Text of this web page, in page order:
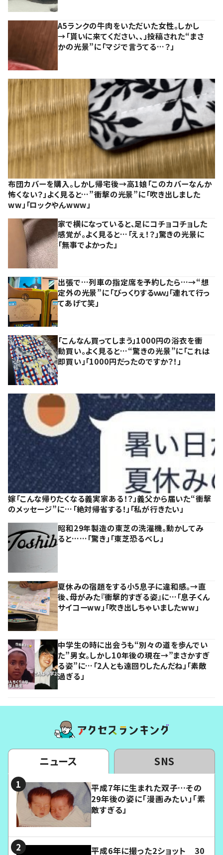
A5ランクの牛肉をいただいた女性。しかし
→「貰いに来てください、、」投稿された“まさ
かの光景”に「マジで言うてる…？」
布団カバーを購入。しかし帰宅後→高1娘「このカバーなんか
怖くない？」よく見ると…”衝撃の光景”に「吹き出しました
ww」「ロックやんwww」
家で横になっていると、足にコチョコチョした
感覚が。よく見ると…「えぇ！？」驚きの光景に
「無事でよかった」
出張で…列車の指定席を予約したら…→“想
定外の光景”に「びっくりするｗｗ」「連れて行っ
てあげて笑」
「こんなん買ってしまう」1000円の浴衣を衝
動買い。よく見ると…“驚きの光景”に「これは
即買い」「1000円だったのですか？！」
嫁「こんな帰りたくなる義実家ある！？」義父から届いた“衝撃
のメッセージ”に…「絶対帰省する！」「私が行きたい」
昭和29年製造の東芝の洗濯機。動かしてみ
ると……「驚き」「東芝恐るべし」
夏休みの宿題をする小5息子に違和感。→直
後、母がみた『衝撃的すぎる姿』に…「息子くん
サイコーww」「吹き出しちゃいましたww」
中学生の時に出会うも“別々の道を歩んでい
た”男女。しかし10年後の現在→”まさかすぎ
る姿”に…「2人とも遠回りしたんだね」「素敵
過ぎる」
ニュース SNS
平成7年に生まれた双子…その
29年後の姿に「漫画みたい」「素
敵すぎる」
平成6年に撮った2ショット 30